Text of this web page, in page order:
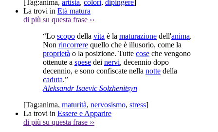
[Tag:anima, artista, colori, dipingere
La trovi in Età matura
di più su questa frase ››
“Lo scopo della vita è la maturazione dell'anima.
Non rincorrere quello che è illusorio, come la
proprietà o la posizione. Tutte cose che vengono
ottenute a spese dei nervi, decennio dopo
decennio, e sono confiscate nella notte della
caduta.”
Aleksandr Isaevic Solzhenitsyn
[Tag:anima, maturità, nervosismo, stress]
La trovi in Essere e Apparire
di più su questa frase ››